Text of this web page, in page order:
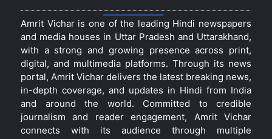
Amrit Vichar is one of the leading Hindi newspapers
and media houses in Uttar Pradesh and Uttarakhand,
with a strong and growing presence across print,
digital, and multimedia platforms. Through its news
portal, Amrit Vichar delivers the latest breaking news,
in-depth coverage, and updates in Hindi from India
and around the world. Committed to credible
journalism and reader engagement, Amrit Vichar
connects with its audience through multiple